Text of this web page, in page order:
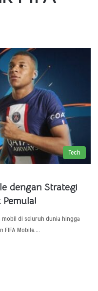
Tech
dengan Strategi
di seluruh dunia hingga
FIFA Mobile.…